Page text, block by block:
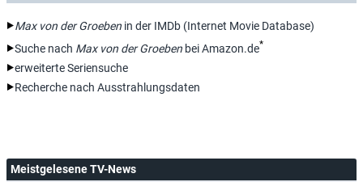
Max von der Groeben in der IMDb (Internet Movie Database)
Suche nach Max von der Groeben bei Amazon.de*
erweiterte Seriensuche
Recherche nach Ausstrahlungsdaten
Meistgelesene TV-News